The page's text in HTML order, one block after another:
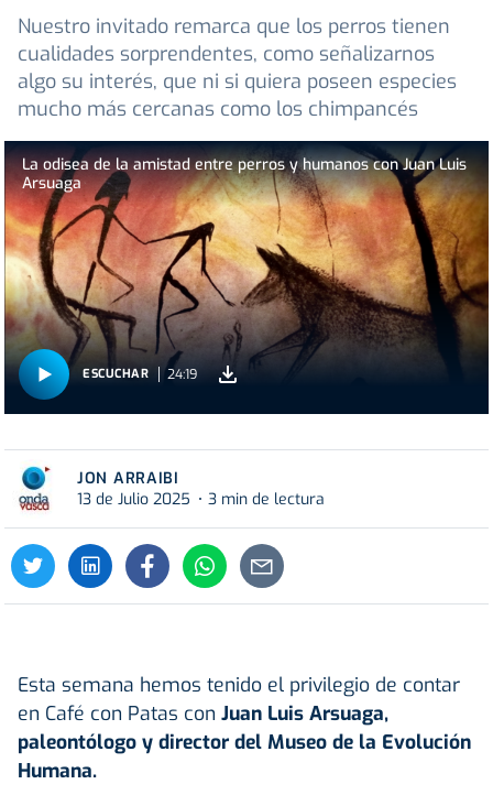
Nuestro invitado remarca que los perros tienen
cualidades sorprendentes, como señalizarnos
algo su interés, que ni si quiera poseen especies
mucho más cercanas como los chimpancés
La odisea de la amistad entre perros y humanos con Juan Luis
Arsuaga
ESCUCHAR 24:19
JON ARRAIBI
13 de Julio 2025
3 min de lectura
Esta semana hemos tenido el privilegio de contar
en Café con Patas con Juan Luis Arsuaga,
paleontólogo y director del Museo de la Evolución
Humana.